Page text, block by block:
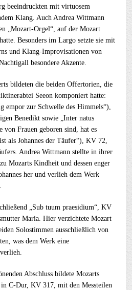
beeindruckten mit virtuosem
Klang. Auch Andrea Wittmann
„Mozart-Orgel“, auf der Mozart
Besonders im Largo setzte sie mit
und Klang-Improvisationen von
besondere Akzente.
bildeten die beiden Offertorien, die
Seeon komponiert hatte:
empor zur Schwelle des Himmels“),
Benedikt sowie „Inter natus
Frauen geboren sind, hat es
als Johannes der Täufer“), KV 72,
Andrea Wittmann stellte in ihrer
Mozarts Kindheit und dessen enger
her und verlieh dem Werk
„Sub tuum praesidium“, KV
Maria. Hier verzichtete Mozart
Solostimmen ausschließlich von
was dem Werk eine
Abschluss bildete Mozarts
in C-Dur, KV 317, mit den Messteilen